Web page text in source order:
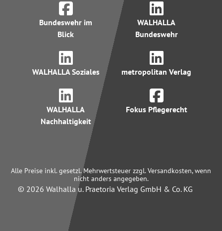
Bundeswehr im
Blick
WALHALLA
Bundeswehr
WALHALLA Soziales metropolitan Verlag
WALHALLA
Nachhaltigkeit
Fokus Pflegerecht
Alle Preise inkl. gesetzl. Mehrwertsteuer zzgl. Versandkosten, wenn
nicht anders angegeben.
© 2026 Walhalla u. Praetoria Verlag GmbH & Co. KG